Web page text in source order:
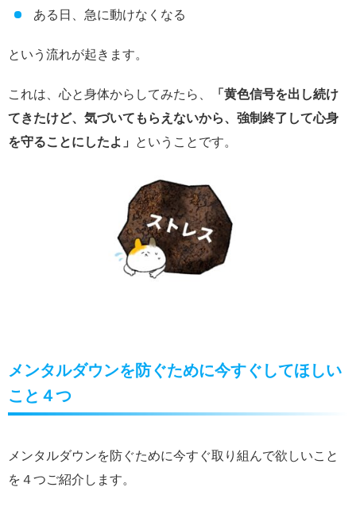
ある日、急に動けなくなる
という流れが起きます。
これは、心と身体からしてみたら、
「黄色信号を出し続け
てきたけど、気づいてもらえないから、強制終了して心身
を守ることにしたよ」
ということです。
メンタルダウンを防ぐために今すぐしてほしい
こと４つ
メンタルダウンを防ぐために今すぐ取り組んで欲しいこと
を４つご紹介します。